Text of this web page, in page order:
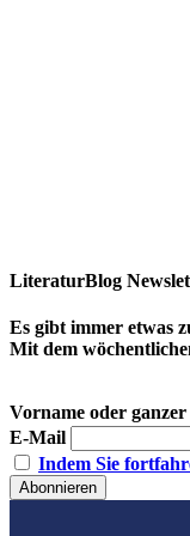
LiteraturBlog
Es gibt immer etwas
Mit dem
Vorname oder ganzer
E-Mail
Indem Sie